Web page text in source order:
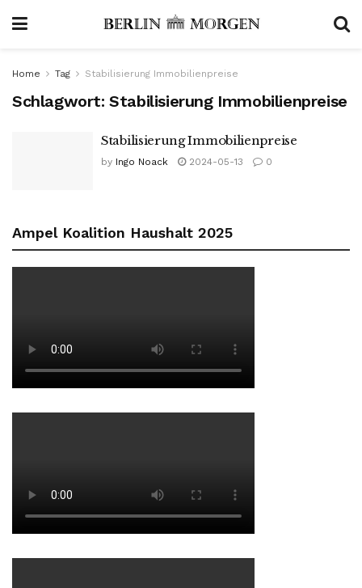
Home Tag Stabilisierung Immobilienpreise
Schlagwort:Stabilisierung Immobilienpreise
Stabilisierung Immobilienpreise
by Ingo Noack 2024-05-13 0
Ampel Koalition Haushalt 2025